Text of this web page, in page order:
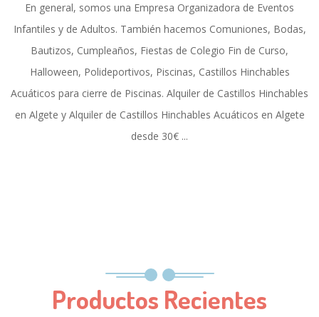
En general, somos una Empresa Organizadora de Eventos
Infantiles y de Adultos. También hacemos Comuniones, Bodas,
Bautizos, Cumpleaños, Fiestas de Colegio Fin de Curso,
Halloween, Polideportivos, Piscinas, Castillos Hinchables
Acuáticos para cierre de Piscinas. Alquiler de Castillos Hinchables
en Algete y Alquiler de Castillos Hinchables Acuáticos en Algete
desde 30€ ...
Productos Recientes